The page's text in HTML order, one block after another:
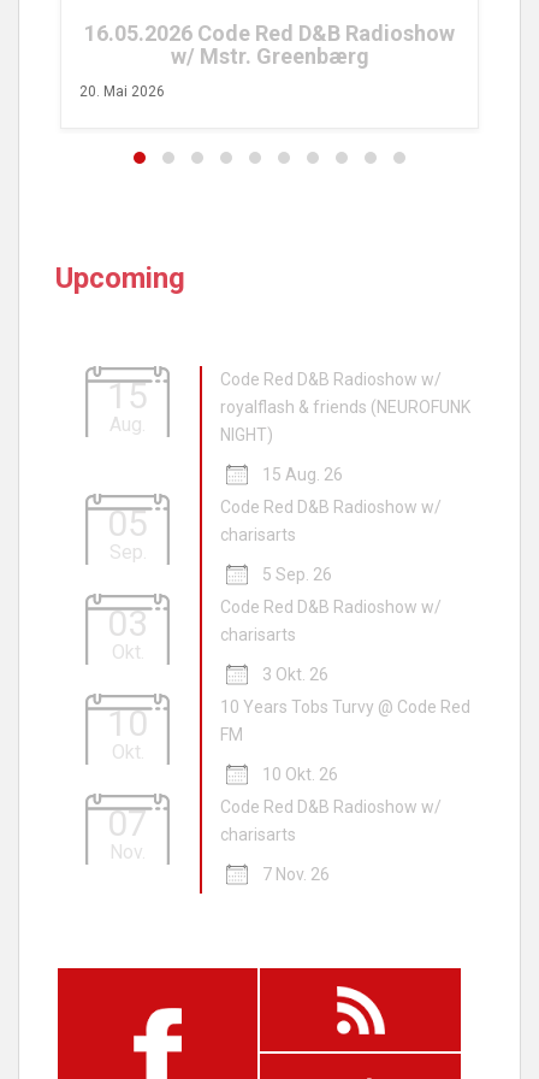
16.05.2026 Code Red D&B Radioshow
w/ Mstr. Greenbærg
20. Mai 2026
Upcoming
15
Aug.
Code Red D&B Radioshow w/
royalflash & friends (NEUROFUNK
NIGHT)
15 Aug. 26
05
Sep.
Code Red D&B Radioshow w/
charisarts
5 Sep. 26
03
Okt.
Code Red D&B Radioshow w/
charisarts
3 Okt. 26
10
Okt.
10 Years Tobs Turvy @ Code Red
FM
10 Okt. 26
07
Nov.
Code Red D&B Radioshow w/
charisarts
7 Nov. 26